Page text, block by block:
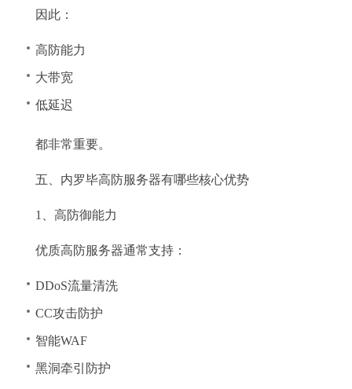
因此：
高防能力
大带宽
低延迟
都非常重要。
五、内罗毕高防服务器有哪些核心优势
1、高防御能力
优质高防服务器通常支持：
DDoS流量清洗
CC攻击防护
智能WAF
黑洞牵引防护